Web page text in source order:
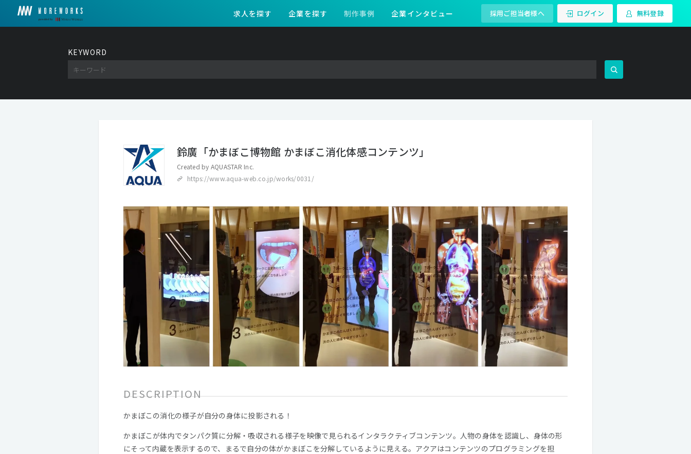
求人を探す 企業を探す 制作事例 企業インタビュー 採用ご担当者様へ ログイン 無料登録
KEYWORD
鈴廣「かまぼこ博物館 かまぼこ消化体感コンテンツ」
Created by AQUASTAR Inc.
https://www.aqua-web.co.jp/works/0031/
DESCRIPTION
かまぼこの消化の様子が自分の身体に投影される！
かまぼこが体内でタンパク質に分解・吸収される様子を映像で見られるインタラクティブコンテンツ。人物の身体を認識し、身体の形
にそって内蔵を表示するので、まるで自分の体がかまぼこを分解しているように見える。アクアはコンテンツのプログラミングを担